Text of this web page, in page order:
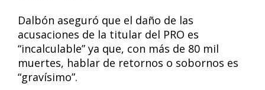
Dalbón aseguró que el daño de las
acusaciones de la titular del PRO es
“incalculable” ya que, con más de 80 mil
muertes, hablar de retornos o sobornos es
“gravísimo”.